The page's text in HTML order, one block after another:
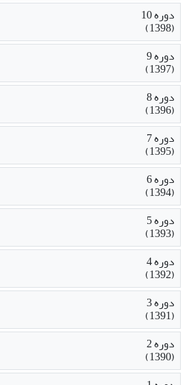
دوره 10
(1398)
دوره 9
(1397)
دوره 8
(1396)
دوره 7
(1395)
دوره 6
(1394)
دوره 5
(1393)
دوره 4
(1392)
دوره 3
(1391)
دوره 2
(1390)